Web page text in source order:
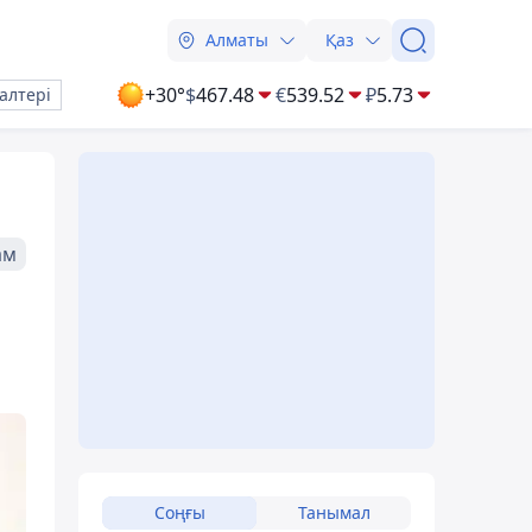
Алматы Қаз
+30°$467.48 €539.52 ₽5.73
Соңғы Танымал